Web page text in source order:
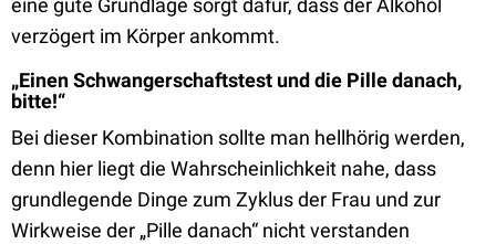
eine gute Grundlage sorgt dafür, dass der Alkohol
verzögert im Körper ankommt.
„Einen Schwangerschaftstest und die Pille danach,
bitte!“
Bei dieser Kombination sollte man hellhörig werden,
denn hier liegt die Wahrscheinlichkeit nahe, dass
grundlegende Dinge zum Zyklus der Frau und zur
Wirkweise der „Pille danach“ nicht verstanden